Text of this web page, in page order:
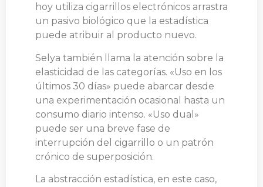
hoy utiliza cigarrillos electrónicos arrastra
un pasivo biológico que la estadística
puede atribuir al producto nuevo.
Selya también llama la atención sobre la
elasticidad de las categorías. «Uso en los
últimos 30 días» puede abarcar desde
una experimentación ocasional hasta un
consumo diario intenso. «Uso dual»
puede ser una breve fase de
interrupción del cigarrillo o un patrón
crónico de superposición.
La abstracción estadística, en este caso,